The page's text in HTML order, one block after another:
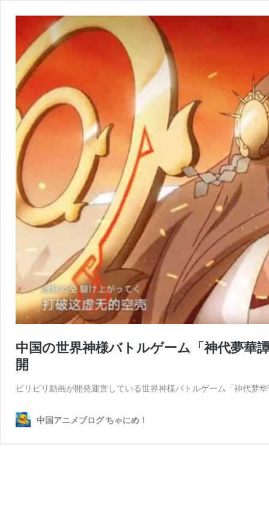
中国の世界神様バトルゲーム「神代夢華
開
ビリビリ動画が開発運営している世界神様バトルゲーム「神代
中国アニメブログ ちゃにめ！